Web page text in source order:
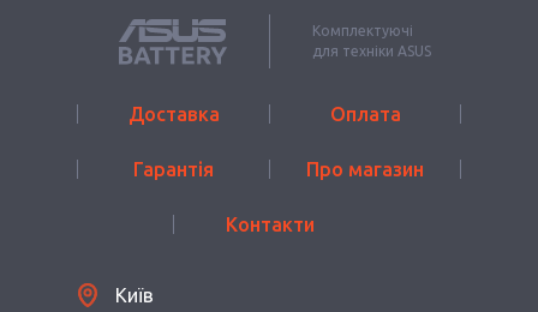
Комплектуючі
для техніки ASUS
Доставка Оплата
Гарантія Про магазин
Контакти
Київ